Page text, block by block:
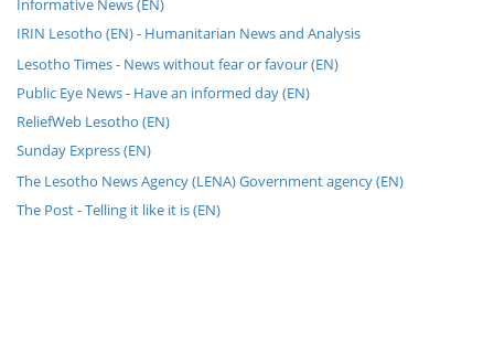
Informative News (EN)
IRIN Lesotho (EN) - Humanitarian News and Analysis
Lesotho Times - News without fear or favour (EN)
Public Eye News - Have an informed day (EN)
ReliefWeb Lesotho (EN)
Sunday Express (EN)
The Lesotho News Agency (LENA) Government agency (EN)
The Post - Telling it like it is (EN)